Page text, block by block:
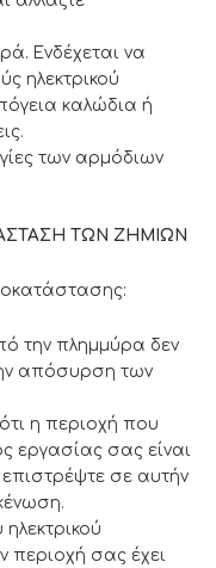
Ενδέχεται να
ηλεκτρικού
καλώδια ή
των αρμόδιων
ΤΩΝ ΖΗΜΙΩΝ
την πλημμύρα δεν
απόσυρση των
η περιοχή που
εργασίας σας είναι
σε αυτήν
περιοχή σας έχει